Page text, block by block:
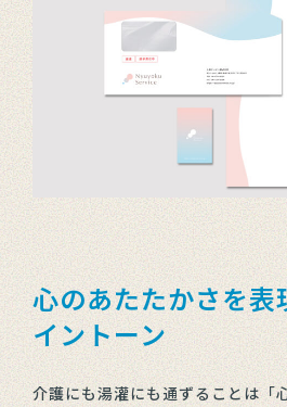
心のあたたかさを表
イントーン
介護にも湯灌にも通ずることは「